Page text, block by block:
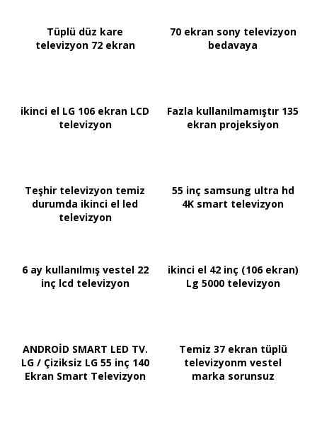
Tüplü düz kare
televizyon 72 ekran
70 ekran sony televizyon
bedavaya
ikinci el LG 106 ekran LCD
televizyon
Fazla kullanılmamıştır 135
ekran projeksiyon
Teşhir televizyon temiz
durumda ikinci el led
televizyon
55 inç samsung ultra hd
4K smart televizyon
6 ay kullanılmış vestel 22
inç lcd televizyon
ikinci el 42 inç (106 ekran)
Lg 5000 televizyon
ANDROİD SMART LED TV.
LG / Çiziksiz LG 55 inç 140
Ekran Smart Televizyon
Temiz 37 ekran tüplü
televizyonm vestel
marka sorunsuz